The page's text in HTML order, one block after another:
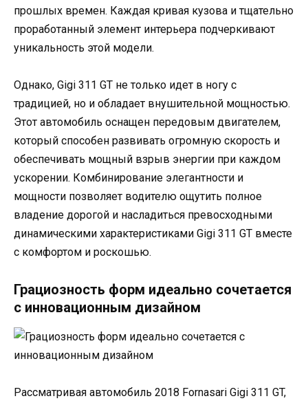
прошлых времен. Каждая кривая кузова и тщательно
проработанный элемент интерьера подчеркивают
уникальность этой модели.
Однако, Gigi 311 GT не только идет в ногу с
традицией, но и обладает внушительной мощностью.
Этот автомобиль оснащен передовым двигателем,
который способен развивать огромную скорость и
обеспечивать мощный взрыв энергии при каждом
ускорении. Комбинирование элегантности и
мощности позволяет водителю ощутить полное
владение дорогой и насладиться превосходными
динамическими характеристиками Gigi 311 GT вместе
с комфортом и роскошью.
Грациозность форм идеально сочетается
с инновационным дизайном
Рассматривая автомобиль 2018 Fornasari Gigi 311 GT,